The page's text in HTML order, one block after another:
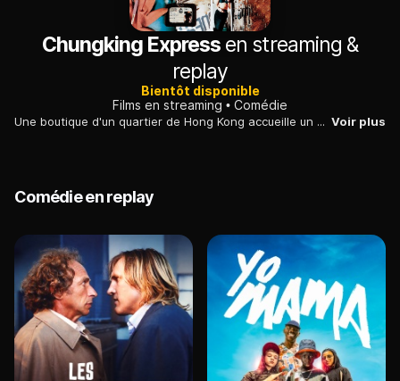
Chungking Express en streaming &
replay
Bientôt disponible
Films en streaming
Comédie
Une boutique d'un quartier de Hong Kong accueille un policier qui se console d'avoir été plaqué en mangeant des boîtes d'ananas périmées portant la date de son malheur... Voir plus
Comédie en replay